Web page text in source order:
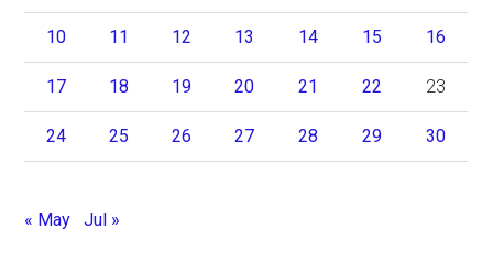
10 11 12 13 14 15 16
17 18 19 20 21 22 23
24 25 26 27 28 29 30
« May Jul »